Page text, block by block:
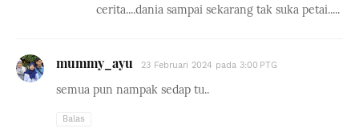
cerita....dania sampai sekarang tak suka petai.....
mummy_ayu 23 Februari 2024 pada 3:00 PTG
semua pun nampak sedap tu..
Balas